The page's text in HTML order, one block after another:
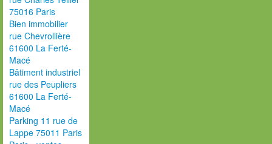
75016 Paris
Bien immobilier
rue Chevrollière
61600 La Ferté-
Macé
Bâtiment industriel
rue des Peupliers
61600 La Ferté-
Macé
Parking 11 rue de
Lappe 75011 Paris